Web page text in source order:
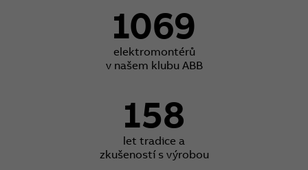
1069
elektromontérů
v našem klubu ABB
158
let tradice a
zkušeností s výrobou